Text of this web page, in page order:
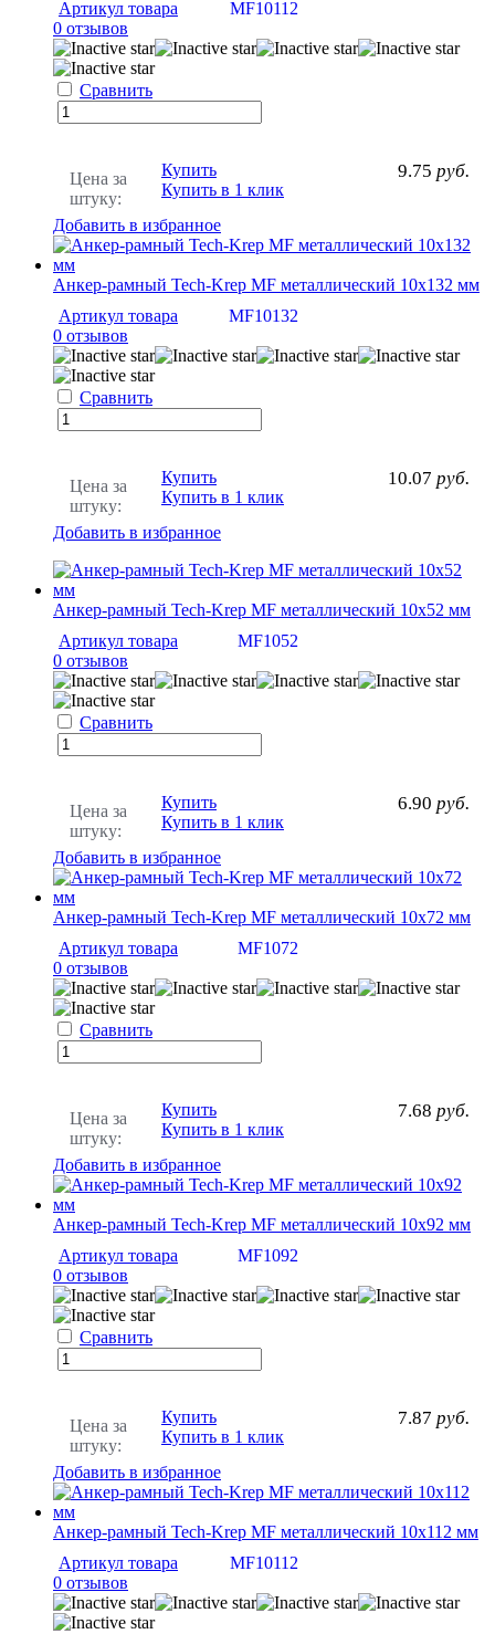
Артикул товара
MF10112
0 отзывов
Сравнить
Цена за
штуку:
9.75 руб.
Купить
Купить в 1 клик
Добавить в избранное
Анкер-рамный Tech-Krep MF металлический 10х132 мм
Артикул товара
MF10132
0 отзывов
Сравнить
Цена за
штуку:
10.07 руб.
Купить
Купить в 1 клик
Добавить в избранное
Анкер-рамный Tech-Krep MF металлический 10х52 мм
Артикул товара
MF1052
0 отзывов
Сравнить
Цена за
штуку:
6.90 руб.
Купить
Купить в 1 клик
Добавить в избранное
Анкер-рамный Tech-Krep MF металлический 10х72 мм
Артикул товара
MF1072
0 отзывов
Сравнить
Цена за
штуку:
7.68 руб.
Купить
Купить в 1 клик
Добавить в избранное
Анкер-рамный Tech-Krep MF металлический 10х92 мм
Артикул товара
MF1092
0 отзывов
Сравнить
Цена за
штуку:
7.87 руб.
Купить
Купить в 1 клик
Добавить в избранное
Анкер-рамный Tech-Krep MF металлический 10х112 мм
Артикул товара
MF10112
0 отзывов